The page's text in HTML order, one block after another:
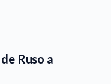
Ruso a